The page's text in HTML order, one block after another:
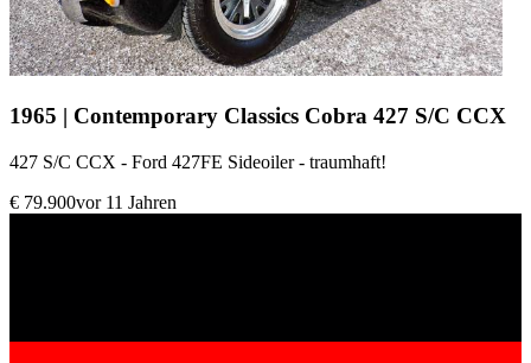
1965 | Contemporary Classics Cobra 427 S/C CCX
427 S/C CCX - Ford 427FE Sideoiler - traumhaft!
€ 79.900vor 11 Jahren